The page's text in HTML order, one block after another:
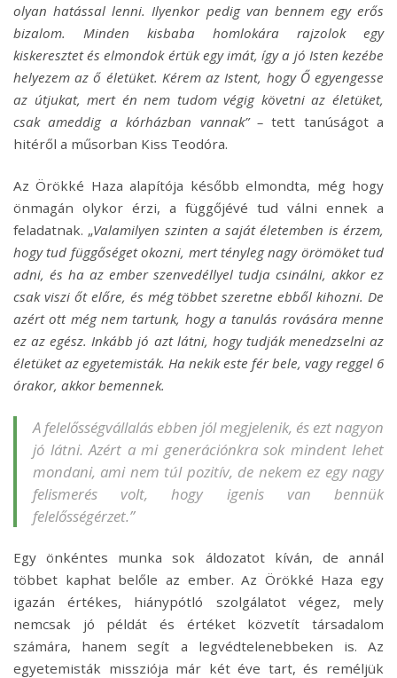
olyan hatással lenni. Ilyenkor pedig van bennem egy erős
bizalom. Minden kisbaba homlokára rajzolok egy
kiskeresztet és elmondok értük egy imát, így a jó Isten kezébe
helyezem az ő életüket. Kérem az Istent, hogy Ő egyengesse
az útjukat, mert én nem tudom végig követni az életüket,
csak ameddig a kórházban vannak” –tett tanúságot a
hitéről a műsorban Kiss Teodóra.
Az Örökké Haza alapítója később elmondta, még hogy
önmagán olykor érzi, a függőjévé tud válni ennek a
feladatnak. „Valamilyen szinten a saját életemben is érzem,
hogy tud függőséget okozni, mert tényleg nagy örömöket tud
adni, és ha az ember szenvedéllyel tudja csinálni, akkor ez
csak viszi őt előre, és még többet szeretne ebből kihozni. De
azért ott még nem tartunk, hogy a tanulás rovására menne
ez az egész. Inkább jó azt látni, hogy tudják menedzselni az
életüket az egyetemisták. Ha nekik este fér bele, vagy reggel 6
órakor, akkor bemennek.
A felelősségvállalás ebben jól megjelenik, és ezt nagyon
jó látni. Azért a mi generációnkra sok mindent lehet
mondani, ami nem túl pozitív, de nekem ez egy nagy
felismerés volt, hogy igenis van bennük
felelősségérzet.”
Egy önkéntes munka sok áldozatot kíván, de annál
többet kaphat belőle az ember. Az Örökké Haza egy
igazán értékes, hiánypótló szolgálatot végez, mely
nemcsak jó példát és értéket közvetít társadalom
számára, hanem segít a legvédtelenebbeken is. Az
egyetemisták missziója már két éve tart, és reméljük